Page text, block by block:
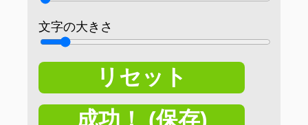
文字の大きさ
リセット
成功！ (保存)